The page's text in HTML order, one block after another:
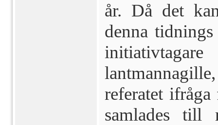
år. Då det
denna
referatet
samlades till